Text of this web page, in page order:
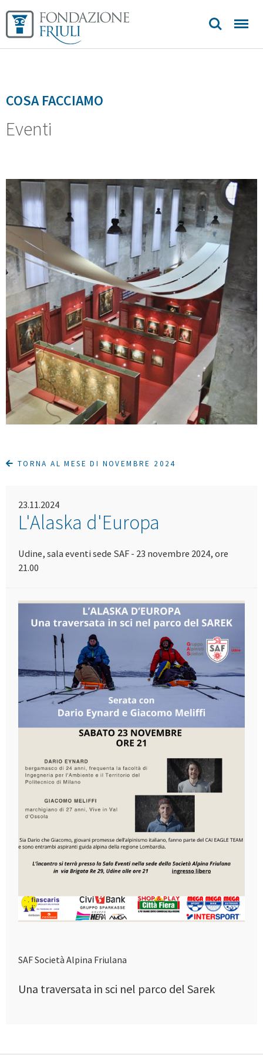
COSA FACCIAMO
Eventi
TORNA AL MESE DI NOVEMBRE 2024
23.11.2024
L'Alaska d'Europa
Udine, sala eventi sede SAF - 23 novembre 2024, ore
21.00
SAF Società Alpina Friulana
Una traversata in sci nel parco del Sarek